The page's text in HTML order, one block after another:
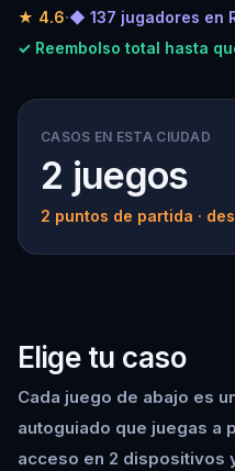
★ 4.6·◆ 137 jugadores en
✓ Reembolso total hasta
CASOS EN ESTA CIUDAD
2 juegos
2 puntos de partida ·
Elige tu caso
Cada juego de abajo es
autoguiado que juegas a
acceso en 2 dispositivos